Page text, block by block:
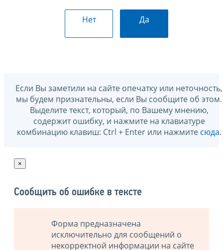
Нет Да
Если Вы заметили на сайте опечатку или неточность,
мы будем признательны, если Вы сообщите об этом.
Выделите текст, который, по Вашему мнению,
содержит ошибку, и нажмите на клавиатуре
комбинацию клавиш: Ctrl + Enter или нажмите сюда.
×
Сообщить об ошибке в тексте
Форма предназначена
исключительно для сообщений о
некорректной информации на сайте